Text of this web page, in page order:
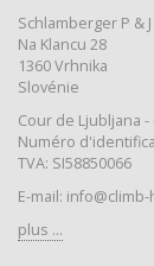
Schlamberger P &
Na Klancu 28
1360 Vrhnika
Slovénie
Cour de Ljubljana
Numéro
TVA: SI58850066
E-mail:
plus ...